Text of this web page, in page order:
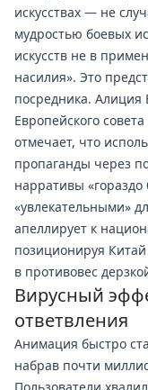
искусствах — не
мудростью боевых
искусств не в
насилия». Это
посредника. Алиция
Европейского
отмечает, что
пропаганды через
нарративы
«увлекательными»
апеллирует к
позиционируя
в противовес
Вирусный
ответвления
Анимация быстро
набрав почти